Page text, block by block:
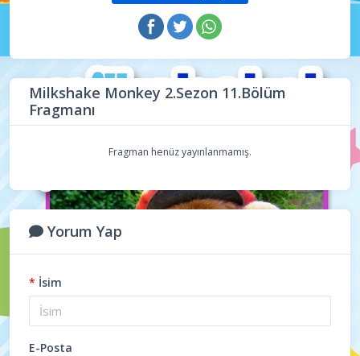
Milkshake Monkey 2.Sezon 11.Bölüm
Fragmanı
Fragman henüz yayınlanmamış.
Yorum Yap
* İsim
E-Posta